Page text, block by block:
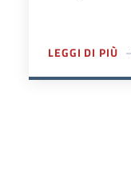
LEGGI DI PIÙA